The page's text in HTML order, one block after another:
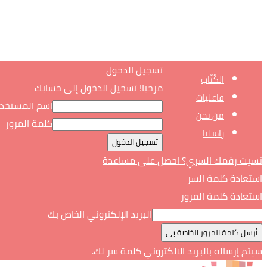
الكُتّاب
فاعليات
من نحن
راسلنا
تسجيل الدخول
مرحبا! تسجيل الدخول إلى حسابك
اسم
كلمة المرور
نسيت رقمك السري؟ احصل على مساعدة
استعادة كلمة السر
استعادة كلمة المرور
البريد الإلكتروني الخاص بك
سيتم إرساله بالبريد الالكتروني كلمة سر لك.